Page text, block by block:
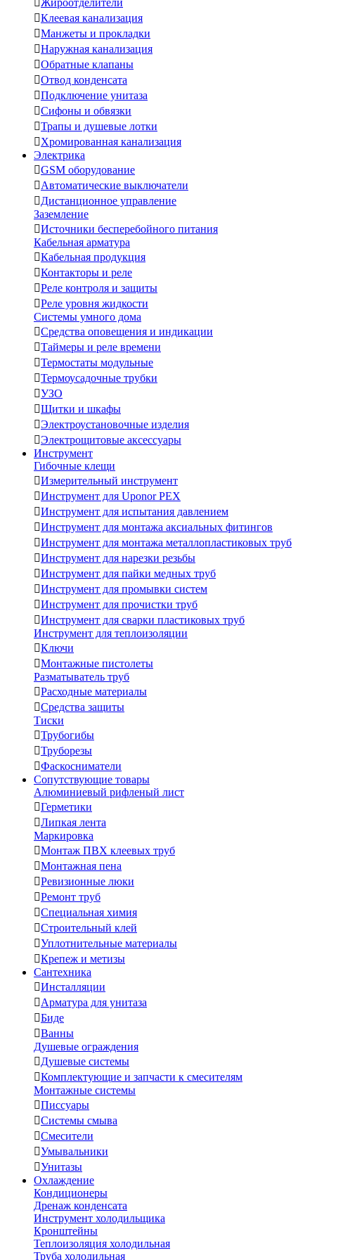
Жироотделители
Клеевая канализация
Манжеты и прокладки
Наружная канализация
Обратные клапаны
Отвод конденсата
Подключение унитаза
Сифоны и обвязки
Трапы и душевые лотки
Хромированная канализация
Электрика
GSM оборудование
Автоматические выключатели
Дистанционное управление
Заземление
Источники бесперебойного питания
Кабельная арматура
Кабельная продукция
Контакторы и реле
Реле контроля и защиты
Реле уровня жидкости
Системы умного дома
Средства оповещения и индикации
Таймеры и реле времени
Термостаты модульные
Термоусадочные трубки
УЗО
Щитки и шкафы
Электроустановочные изделия
Электрощитовые аксессуары
Инструмент
Гибочные клещи
Измерительный инструмент
Инструмент для Uponor PEX
Инструмент для испытания давлением
Инструмент для монтажа аксиальных фитингов
Инструмент для монтажа металлопластиковых труб
Инструмент для нарезки резьбы
Инструмент для пайки медных труб
Инструмент для промывки систем
Инструмент для прочистки труб
Инструмент для сварки пластиковых труб
Инструмент для теплоизоляции
Ключи
Монтажные пистолеты
Разматыватель труб
Расходные материалы
Средства защиты
Тиски
Трубогибы
Труборезы
Фаскосниматели
Сопутствующие товары
Алюминиевый рифленый лист
Герметики
Липкая лента
Маркировка
Монтаж ПВХ клеевых труб
Монтажная пена
Ревизионные люки
Ремонт труб
Специальная химия
Строительный клей
Уплотнительные материалы
Крепеж и метизы
Сантехника
Инсталляции
Арматура для унитаза
Биде
Ванны
Душевые ограждения
Душевые системы
Комплектующие и запчасти к смесителям
Монтажные системы
Писсуары
Системы смыва
Смесители
Умывальники
Унитазы
Охлаждение
Кондиционеры
Дренаж конденсата
Инструмент холодильщика
Кронштейны
Теплоизоляция холодильная
Труба холодильная